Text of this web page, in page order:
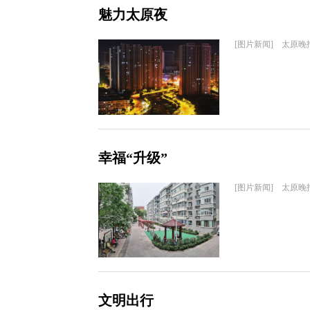
魅力太原夜
[图片新闻] 太原晚
幸福“升级”
[图片新闻] 太原晚
文明出行